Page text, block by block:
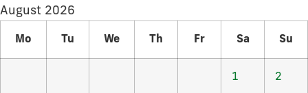
August 2026
Mo Tu We Th Fr Sa Su
1 2